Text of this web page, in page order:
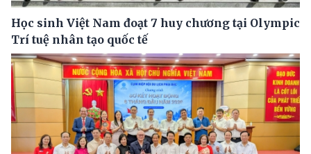
Học sinh Việt Nam đoạt 7 huy chương tại Olympic
Trí tuệ nhân tạo quốc tế